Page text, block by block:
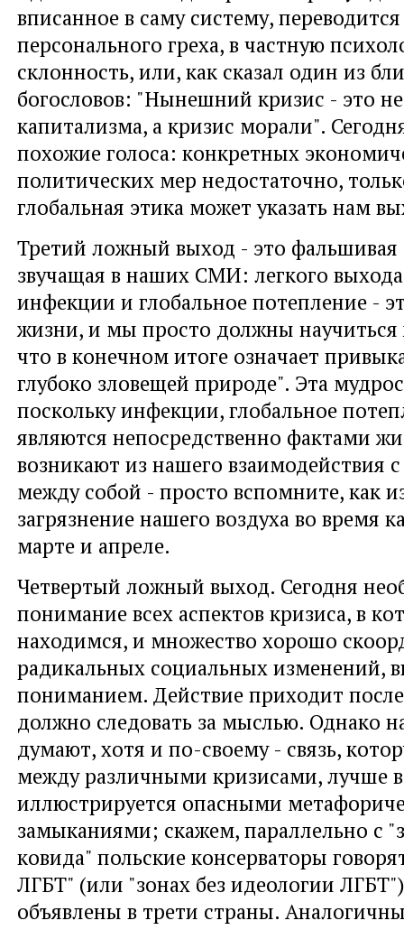
вписанное в саму систему, переводится
персонального греха, в частную
склонность, или, как сказал один из
богословов: "Нынешний кризис - это
капитализма, а кризис морали".
похожие голоса: конкретных
политических мер недостаточно,
глобальная этика может указать нам
Третий ложный выход - это фальшивая
звучащая в наших СМИ: легкого
инфекции и глобальное потепление -
жизни, и мы просто должны
что в конечном итоге означает
глубоко зловещей природе". Эта
поскольку инфекции, глобальное
являются непосредственно фактами
возникают из нашего взаимодействия
между собой - просто вспомните, как
загрязнение нашего воздуха во время
марте и апреле.
Четвертый ложный выход. Сегодня
понимание всех аспектов кризиса, в
находимся, и множество хорошо
радикальных социальных изменений,
пониманием. Действие приходит
должно следовать за мыслью. Однако
думают, хотя и по-своему - связь,
между различными кризисами, лучше
иллюстрируется опасными
замыканиями; скажем, параллельно с
ковида" польские консерваторы
ЛГБТ" (или "зонах без идеологии
объявлены в трети страны.